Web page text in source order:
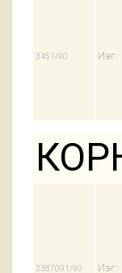
3451/90 Изг:
2387091/90 Изг: